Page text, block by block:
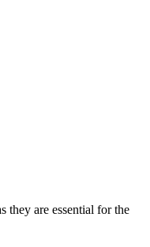
they are essential for the